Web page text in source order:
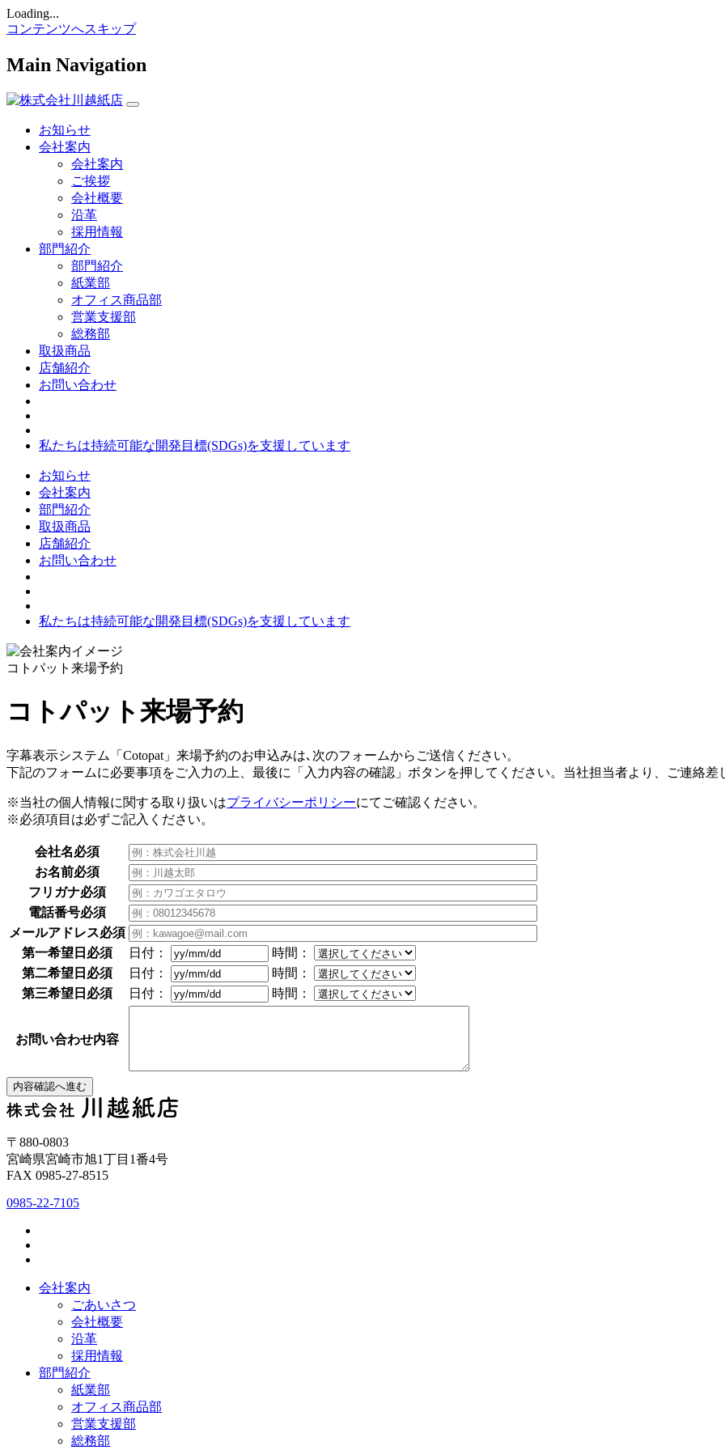
Loading...
コンテンツへスキップ
Main Navigation
お知らせ
会社案内
会社案内
ご挨拶
会社概要
沿革
採用情報
部門紹介
部門紹介
紙業部
オフィス商品部
営業支援部
総務部
取扱商品
店舗紹介
お問い合わせ
私たちは持続可能な開発目標(SDGs)を支援しています
お知らせ
会社案内
部門紹介
取扱商品
店舗紹介
お問い合わせ
私たちは持続可能な開発目標(SDGs)を支援しています
コトパット来場予約
コトパット来場予約
字幕表示システム「Cotopat」来場予約のお申込みは､次のフォームからご送信ください。
下記のフォームに必要事項をご入力の上、最後に「入力内容の確認」ボタンを押してください。当社担当者より、ご連絡差
※当社の個人情報に関する取り扱いはプライバシーポリシーにてご確認ください。
※必須項目は必ずご記入ください。
会社名必須
お名前必須
フリガナ必須
電話番号必須
メールアドレス必須
第一希望日 必須 日付：
時間：
第二希望日 必須 日付：
時間：
第三希望日 必須 日付： 時間：
お問い合わせ内容
〒880-0803
宮崎県宮崎市旭1丁目1番4号
FAX 0985-27-8515
0985-22-7105
会社案内
ごあいさつ
会社概要
沿革
採用情報
部門紹介
紙業部
オフィス商品部
営業支援部
総務部